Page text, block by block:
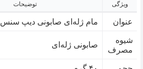
ویژگی توضیحات
عنوان مام ژله‌ای صابونی دیپ سنس
شیوه
مصرف
صابونی ژله‌ای